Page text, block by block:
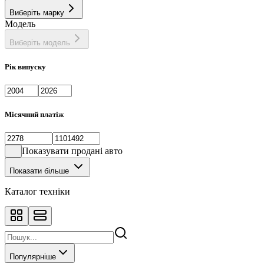
Виберіть марку
Модель
Виберіть модель
Рік випуску
Місячний платіж
Показувати продані авто
Показати більше
Каталог техніки
Популярніше